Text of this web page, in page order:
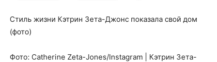
Стиль жизни Кэтрин Зета-Джонс показала свой дом
(фото)
Фото: Catherine Zeta-Jones/Instagram | Кэтрин Зета-